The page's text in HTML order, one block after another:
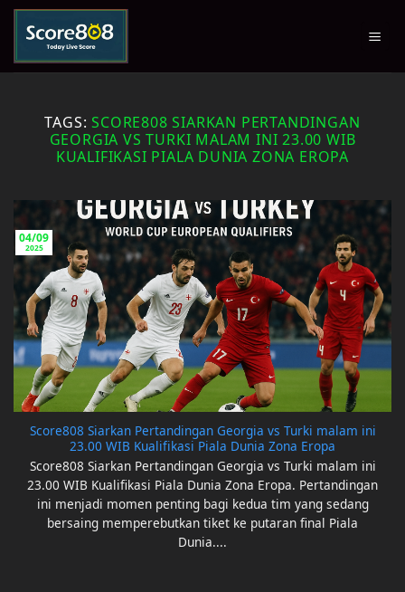
Skip
content
TAGS:SCORE808 SIARKAN PERTANDINGAN
GEORGIA VS TURKI MALAM INI 23.00 WIB
KUALIFIKASI PIALA DUNIA ZONA EROPA
Score808 Siarkan Pertandingan Georgia vs Turki malam ini
23.00 WIB Kualifikasi Piala Dunia Zona Eropa
Score808 Siarkan Pertandingan Georgia vs Turki malam ini
23.00 WIB Kualifikasi Piala Dunia Zona Eropa. Pertandingan
ini menjadi momen penting bagi kedua tim yang sedang
bersaing memperebutkan tiket ke putaran final Piala
Dunia....
04/09
2025